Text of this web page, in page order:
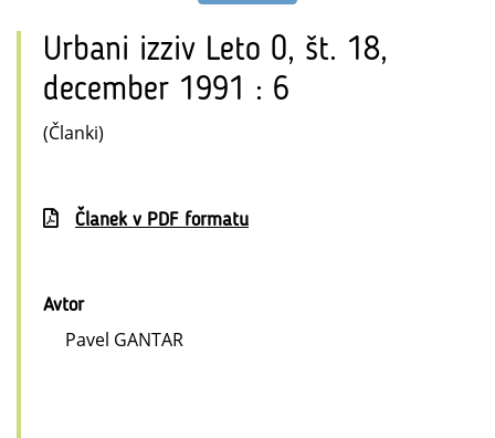
Urbani izziv Leto 0, št. 18,
december 1991 : 6
(Članki)
Članek v PDF formatu
Avtor
Pavel GANTAR